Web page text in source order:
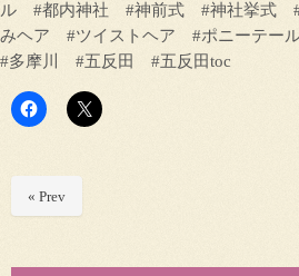
ル #都内神社 #神前式 #神社挙式 #
みヘア #ツイストヘア #ポニーテー
#多摩川 #五反田 #五反田toc
« Prev